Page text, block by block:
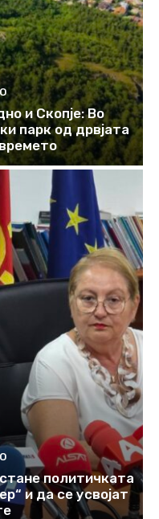
и Скопје: Во
парк од дрвјата
политичката
и да се усвојат